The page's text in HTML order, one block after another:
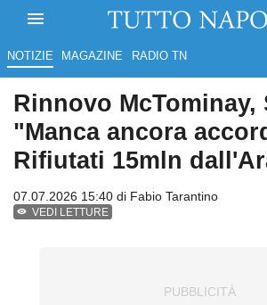
NOTIZIE MAGAZINE RADIO TN
Rinnovo McTominay,
"Manca ancora
Rifiutati 15mln
07.07.2026 15:40 di Fabio Tarantino
VEDI LETTURE